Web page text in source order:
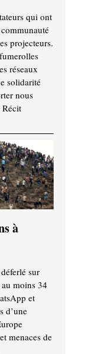
qui ont
projecteurs.
réseaux
solidarité
nous
Récit
à
sur
moins 34
et
d’une
menaces de